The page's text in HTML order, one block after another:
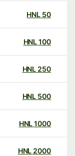
50
HNL
100
HNL
250
HNL
500
HNL
1000
HNL
2000
HNL